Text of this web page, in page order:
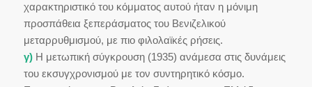
χαρακτηριστικό του κόμματος αυτού ήταν η μόνιμη
προσπάθεια ξεπεράσματος του Βενιζελικού
μεταρρυθμισμού, με πιο φιλολαϊκές ρήσεις.
γ)Η μετωπική σύγκρουση (1935) ανάμεσα στις δυνάμεις
του εκσυγχρονισμού με τον συντηρητικό κόσμο.